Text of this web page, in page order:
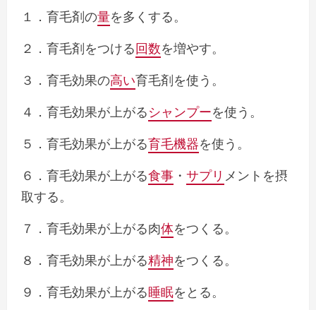
１．育毛剤の量を多くする。
２．育毛剤をつける回数を増やす。
３．育毛効果の高い育毛剤を使う。
４．育毛効果が上がるシャンプーを使う。
５．育毛効果が上がる育毛機器を使う。
６．育毛効果が上がる食事 ・ サプリ メントを摂
取する。
７．育毛効果が上がる肉体をつくる。
８．育毛効果が上がる精神をつくる。
９．育毛効果が上がる睡眠をとる。